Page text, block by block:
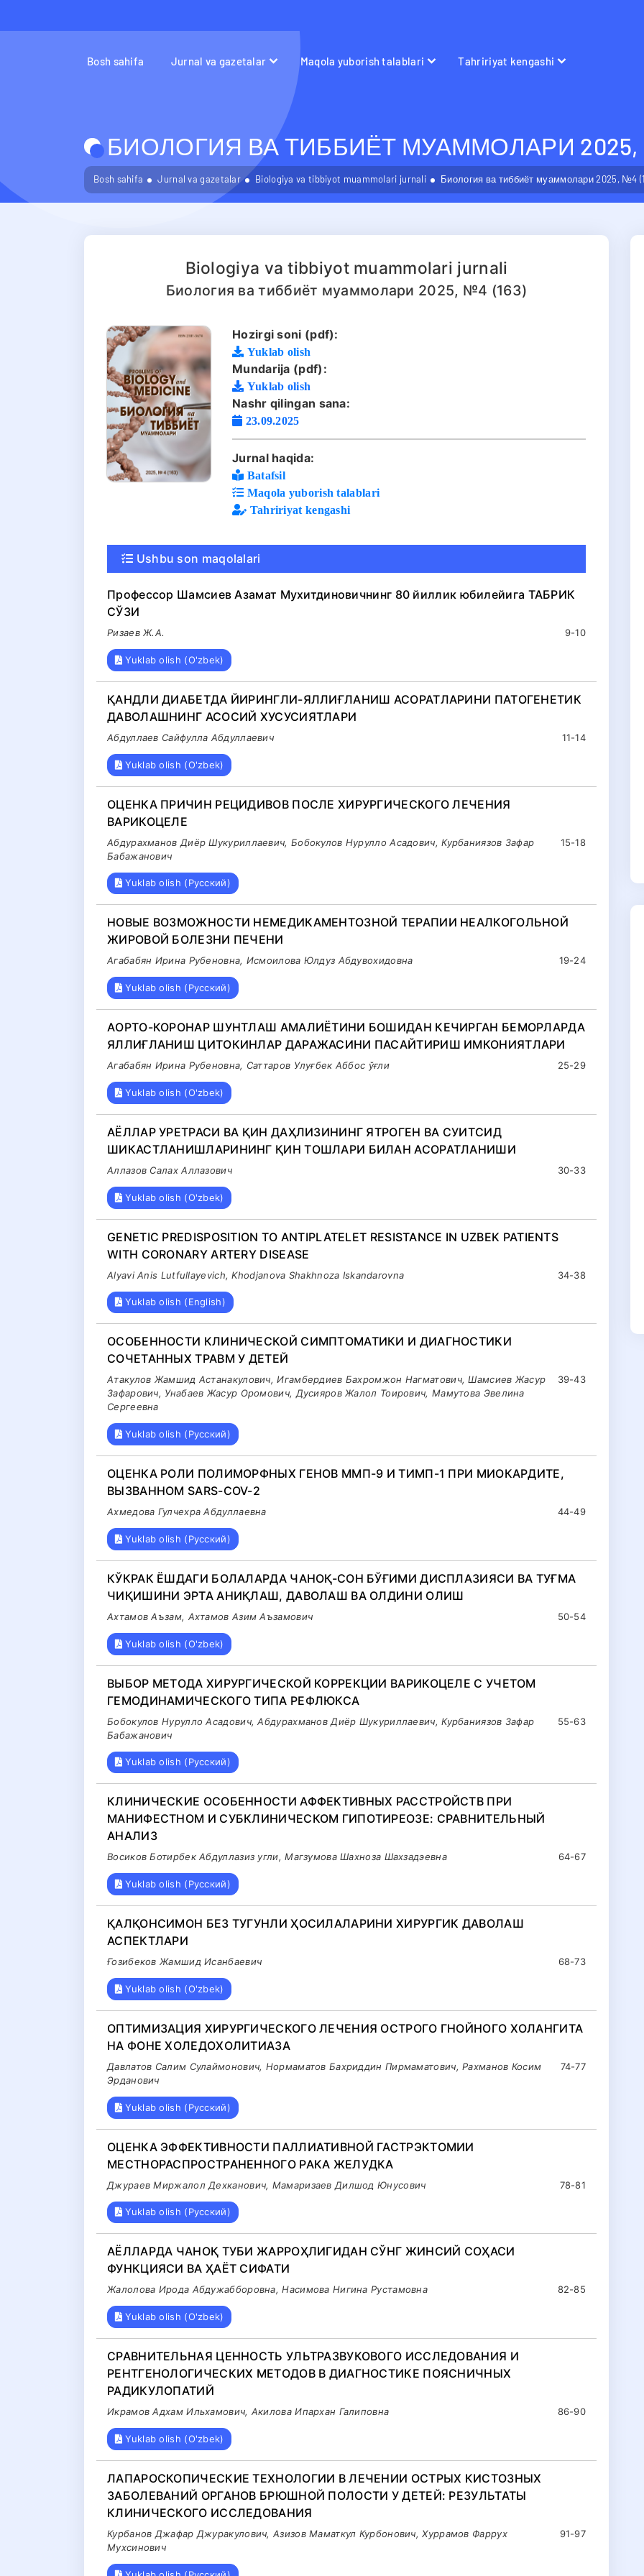
Bosh sahifa Jurnal va gazetalar Maqola yuborish talablari Tahririyat kengashi
БИОЛОГИЯ ВА ТИББИЁТ МУАММОЛАРИ 2025,
Bosh sahifa Jurnal va gazetalar Biologiya va tibbiyot muammolari jurnali Биология ва тиббиёт муаммолари 2025, №4
Biologiya va tibbiyot muammolari jurnali
Биология ва тиббиёт муаммолари 2025, №4 (163)
Hozirgi soni (pdf):
Yuklab olish
Mundarija (pdf):
Yuklab olish
Nashr qilingan sana:
23.09.2025
Jurnal haqida:
Batafsil
Maqola yuborish talablari
Tahririyat kengashi
Ushbu son maqolalari
Профессор Шамсиев Азамат Мухитдиновичнинг 80 йиллик юбилейига ТАБРИК
СЎЗИ
9-10
Ризаев Ж.А.
Yuklab olish (O'zbek)
ҚАНДЛИ ДИАБЕТДА ЙИРИНГЛИ-ЯЛЛИҒЛАНИШ АСОРАТЛАРИНИ ПАТОГЕНЕТИК
ДАВОЛАШНИНГ АСОСИЙ ХУСУСИЯТЛАРИ
11-14
Абдуллаев Сайфулла Абдуллаевич
Yuklab olish (O'zbek)
ОЦЕНКА ПРИЧИН РЕЦИДИВОВ ПОСЛЕ ХИРУРГИЧЕСКОГО ЛЕЧЕНИЯ
ВАРИКОЦЕЛЕ
15-18
Абдурахманов Диёр Шукуриллаевич, Бобокулов Нурулло Асадович, Курбаниязов Зафар
Бабажанович
Yuklab olish (Русский)
НОВЫЕ ВОЗМОЖНОСТИ НЕМЕДИКАМЕНТОЗНОЙ ТЕРАПИИ НЕАЛКОГОЛЬНОЙ
ЖИРОВОЙ БОЛЕЗНИ ПЕЧЕНИ
19-24
Aгабабян Ирина Рубеновна, Исмоилова Юлдуз Абдувохидовна
Yuklab olish (Русский)
AОРТО-КОРОНАР ШУНТЛАШ АМАЛИЁТИНИ БОШИДАН КЕЧИРГАН БЕМОРЛАРДА
ЯЛЛИҒЛАНИШ ЦИТОКИНЛАР ДАРАЖАСИНИ ПАСАЙТИРИШ ИМКОНИЯТЛАРИ
25-29
Aгабабян Ирина Рубеновна, Саттаров Улуғбек Aббос ўғли
Yuklab olish (O'zbek)
АЁЛЛАР УРЕТРАСИ ВА ҚИН ДАҲЛИЗИНИНГ ЯТРОГЕН ВА СУИТСИД
ШИКАСТЛАНИШЛАРИНИНГ ҚИН ТОШЛАРИ БИЛАН АСОРАТЛАНИШИ
30-33
Аллазов Салах Аллазович
Yuklab olish (O'zbek)
GENETIC PREDISPOSITION TO ANTIPLATELET RESISTANCE IN UZBEK PATIENTS
WITH CORONARY ARTERY DISEASE
34-38
Alyavi Anis Lutfullayevich, Khodjanova Shakhnoza Iskandarovna
Yuklab olish (English)
ОСОБЕННОСТИ КЛИНИЧЕСКОЙ СИМПТОМАТИКИ И ДИАГНОСТИКИ
СОЧЕТАННЫХ ТРАВМ У ДЕТЕЙ
39-43
Атакулов Жамшид Астанакулович, Игамбердиев Бахромжон Нагматович, Шамсиев Жасур
Зафарович, Унабаев Жасур Оромович, Дусияров Жалол Тоирович, Мамутова Эвелина
Сергеевна
Yuklab olish (Русский)
ОЦЕНКА РОЛИ ПОЛИМОРФНЫХ ГЕНОВ ММП-9 И ТИМП-1 ПРИ МИОКАРДИТЕ,
ВЫЗВАННОМ SARS-COV-2
44-49
Ахмедова Гулчехра Абдуллаевна
Yuklab olish (Русский)
КЎКРАК ЁШДАГИ БОЛАЛАРДА ЧАНОҚ-СОН БЎҒИМИ ДИСПЛАЗИЯСИ ВА ТУҒМА
ЧИҚИШИНИ ЭРТА АНИҚЛАШ, ДАВОЛАШ ВА ОЛДИНИ ОЛИШ
50-54
Ахтамов Аъзам, Ахтамов Азим Аъзамович
Yuklab olish (O'zbek)
ВЫБОР МЕТОДА ХИРУРГИЧЕСКОЙ КОРРЕКЦИИ ВАРИКОЦЕЛЕ С УЧЕТОМ
ГЕМОДИНАМИЧЕСКОГО ТИПА РЕФЛЮКСА
55-63
Бобокулов Нурулло Асадович, Абдурахманов Диёр Шукуриллаевич, Курбаниязов Зафар
Бабажанович
Yuklab olish (Русский)
КЛИНИЧЕСКИЕ ОСОБЕННОСТИ АФФЕКТИВНЫХ РАССТРОЙСТВ ПРИ
МАНИФЕСТНОМ И СУБКЛИНИЧЕСКОМ ГИПОТИРЕОЗЕ: СРАВНИТЕЛЬНЫЙ
АНАЛИЗ
64-67
Восиков Ботирбек Абдуллазиз угли, Магзумова Шахноза Шахзадэевна
Yuklab olish (Русский)
ҚАЛҚОНСИМОН БЕЗ ТУГУНЛИ ҲОСИЛАЛАРИНИ ХИРУРГИК ДАВОЛАШ
АСПЕКТЛАРИ
68-73
Ғозибеков Жамшид Исанбаевич
Yuklab olish (O'zbek)
ОПТИМИЗАЦИЯ ХИРУРГИЧЕСКОГО ЛЕЧЕНИЯ ОСТРОГО ГНОЙНОГО ХОЛАНГИТА
НА ФОНЕ ХОЛЕДОХОЛИТИАЗА
74-77
Давлатов Салим Сулаймонович, Нормаматов Бахриддин Пирмаматович, Рахманов Косим
Эрданович
Yuklab olish (Русский)
ОЦЕНКА ЭФФЕКТИВНОСТИ ПАЛЛИАТИВНОЙ ГАСТРЭКТОМИИ
МЕСТНОРАСПРОСТРАНЕННОГО РАКА ЖЕЛУДКА
78-81
Джураев Миржалол Дехканович, Мамаризаев Дилшод Юнусович
Yuklab olish (Русский)
АЁЛЛАРДА ЧАНОҚ ТУБИ ЖАРРОҲЛИГИДАН СЎНГ ЖИНСИЙ СОҲАСИ
ФУНКЦИЯСИ ВА ҲАЁТ СИФАТИ
82-85
Жалолова Ирода Абдужабборовна, Насимова Нигина Рустамовна
Yuklab olish (O'zbek)
СРАВНИТЕЛЬНАЯ ЦЕННОСТЬ УЛЬТРАЗВУКОВОГО ИССЛЕДОВАНИЯ И
РЕНТГЕНОЛОГИЧЕСКИХ МЕТОДОВ В ДИАГНОСТИКЕ ПОЯСНИЧНЫХ
РАДИКУЛОПАТИЙ
86-90
Икрамов Адхам Ильхамович, Акилова Ипархан Галиповна
Yuklab olish (O'zbek)
ЛАПАРОСКОПИЧЕСКИЕ ТЕХНОЛОГИИ В ЛЕЧЕНИИ ОСТРЫХ КИСТОЗНЫХ
ЗАБОЛЕВАНИЙ ОРГАНОВ БРЮШНОЙ ПОЛОСТИ У ДЕТЕЙ: РЕЗУЛЬТАТЫ
КЛИНИЧЕСКОГО ИССЛЕДОВАНИЯ
91-97
Курбанов Джафар Джуракулович, Азизов Маматкул Курбонович, Хуррамов Фаррух
Мухсинович